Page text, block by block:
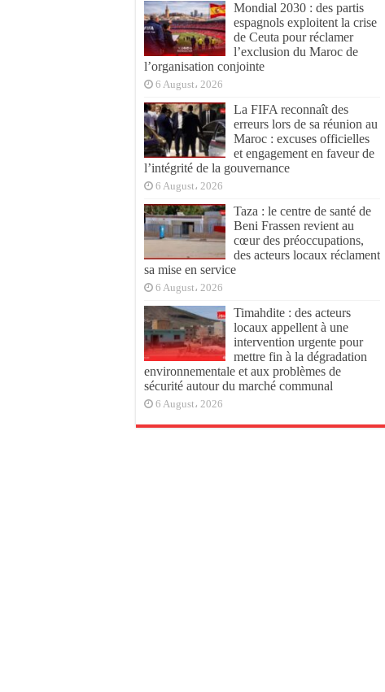
Mondial 2030 : des partis
espagnols exploitent la crise
de Ceuta pour réclamer
l’exclusion du Maroc de
l’organisation conjointe
6 August، 2026
La FIFA reconnaît des
erreurs lors de sa réunion au
Maroc : excuses officielles
et engagement en faveur de
l’intégrité de la gouvernance
6 August، 2026
Taza : le centre de santé de
Beni Frassen revient au
cœur des préoccupations,
des acteurs locaux réclament
sa mise en service
6 August، 2026
Timahdite : des acteurs
locaux appellent à une
intervention urgente pour
mettre fin à la dégradation
environnementale et aux problèmes de
sécurité autour du marché communal
6 August، 2026